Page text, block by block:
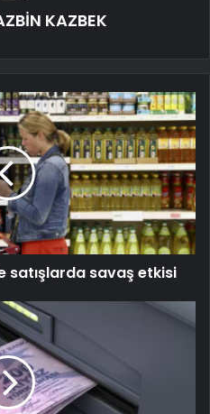
KAZBEK
satışlarda savaş etkisi